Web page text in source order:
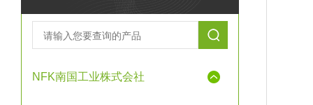
NFK南国工业株式会社